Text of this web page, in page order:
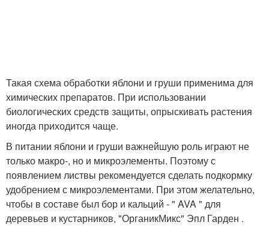
Такая схема обработки яблони и груши применима для
химических препаратов. При использовании
биологических средств защиты, опрыскивать растения
иногда приходится чаще.
В питании яблони и груши важнейшую роль играют не
только макро-, но и микроэлементы. Поэтому с
появлением листвы рекомендуется сделать подкормку
удобрением с микроэлементами. При этом желательно,
чтобы в составе был бор и кальций - " AVA " для
деревьев и кустарников, "ОрганикМикс" Эпл Гарден .